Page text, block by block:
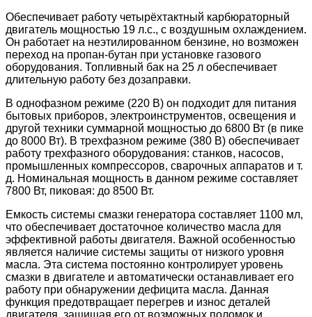
Обеспечивает работу четырёхтактный карбюраторный
двигатель мощностью 19 л.с., с воздушным охлаждением.
Он работает на неэтилированном бензине, но возможен
переход на пропан-бутан при установке газового
оборудования. Топливный бак на 25 л обеспечивает
длительную работу без дозаправки.
В однофазном режиме (220 В) он подходит для питания
бытовых приборов, электроинструментов, освещения и
другой техники суммарной мощностью до 6800 Вт (в пике
до 8000 Вт). В трехфазном режиме (380 В) обеспечивает
работу трехфазного оборудования: станков, насосов,
промышленных компрессоров, сварочных аппаратов и т.
д. Номинальная мощность в данном режиме составляет
7800 Вт, пиковая: до 8500 Вт.
Емкость системы смазки генератора составляет 1100 мл,
что обеспечивает достаточное количество масла для
эффективной работы двигателя. Важной особенностью
является наличие системы защиты от низкого уровня
масла. Эта система постоянно контролирует уровень
смазки в двигателе и автоматически останавливает его
работу при обнаружении дефицита масла. Данная
функция предотвращает перегрев и износ деталей
двигателя, защищая его от возможных поломок и